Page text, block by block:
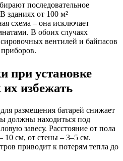
последовательное
зданиях от 100 м²
схема – она исключает
В обоих случаях
вентилей и байпасов
при установке
избежать
размещения батарей снижает
должны находиться под
завесу. Расстояние от пола
10 см, от стены – 3–5 см.
приводит к потерям тепла до